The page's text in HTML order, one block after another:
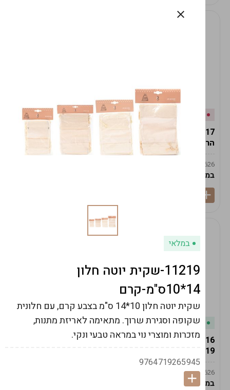
19617-2/17-אגרטל
הרמס 19ס"מ -לבן נקי
9009492379626
במארז
במלאי
19617/6-אגרטל הרמס
19ס"מ -לבן מנוקד
במלאי
19616-אגרטל הרמס
19ס"מ -קרם
9009492379626
במארז6
במלאי
במלאי
11219-שקית יוטה חלון
14*10ס"מ-קרם
שקית יוטה חלון 10*14 ס"מ בצבע קרם, עם חלונית
שקופה וסגירת שרוך. מתאימה לאריזת מתנות,
מזכרות ומוצרי נוי במראה טבעי ונקי.
9764719265945